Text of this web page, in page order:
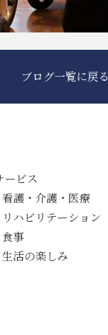
ブログ一覧に戻る
ービス
看護・介護・医療
リハビリテーション
食事
生活の楽しみ